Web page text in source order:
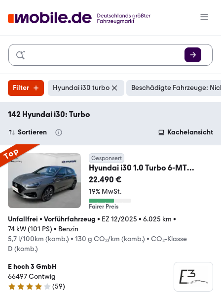
Filter Hyundai i30 turbo Beschädigte Fahrzeuge:
142 Hyundai i30: Turbo
Sortieren Kachelansicht
Top Gesponsert
Hyundai i30 1.0 Turbo 6-MT
ADVANTAGE Navigationssystem
22.490 €
19% MwSt.
Fairer Preis
Unfallfrei • Vorführfahrzeug • EZ 12/2025 • 6.025 km •
74 kW (101 PS) • Benzin
5,7 l/100km (komb.) • 130 g CO₂/km (komb.) • CO₂-Klasse
D (komb.)
E hoch 3 GmbH
66497 Contwig
4.2 Sterne
(59)